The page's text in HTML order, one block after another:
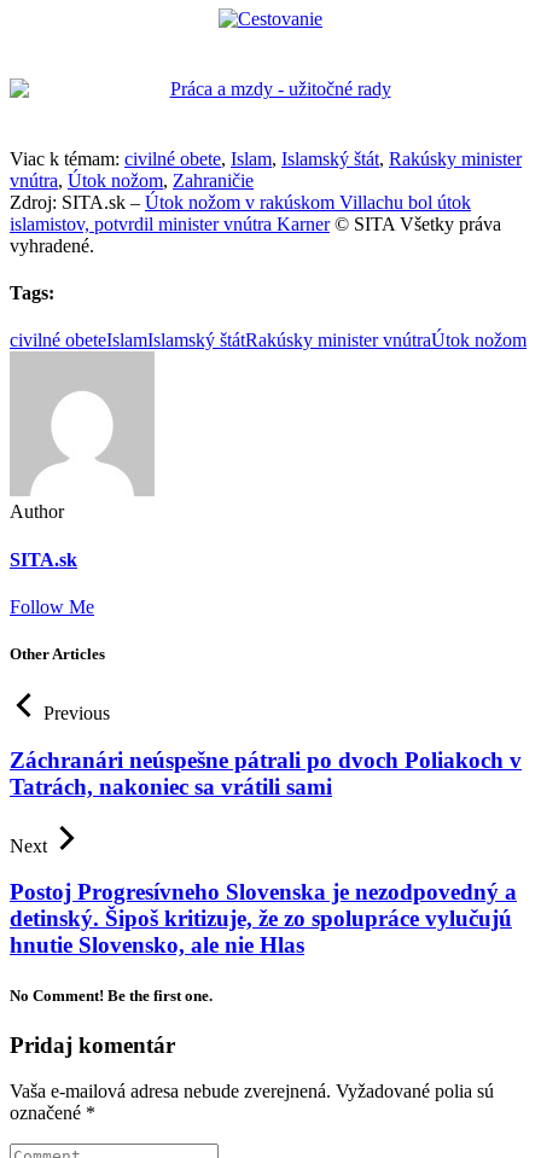
Viac k témam: civilné obete, Islam, Islamský štát, Rakúsky minister
vnútra, Útok nožom, Zahraničie
Zdroj: SITA.sk – Útok nožom v rakúskom Villachu bol útok
islamistov, potvrdil minister vnútra Karner© SITA Všetky práva
vyhradené.
Tags:
civilné obeteIslamIslamský štátRakúsky minister vnútraÚtok nožom
Author
SITA.sk
Follow Me
Other Articles
Previous
Záchranári neúspešne pátrali po dvoch Poliakoch v
Tatrách, nakoniec sa vrátili sami
Next
Postoj Progresívneho Slovenska je nezodpovedný a
detinský. Šipoš kritizuje, že zo spolupráce vylučujú
hnutie Slovensko, ale nie Hlas
No Comment! Be the first one.
Pridaj komentár
Vaša e-mailová adresa nebude zverejnená. Vyžadované polia sú
označené *